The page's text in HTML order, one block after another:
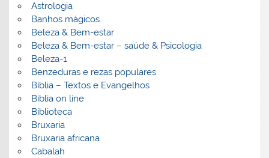
Astrologia
Banhos mágicos
Beleza & Bem-estar
Beleza & Bem-estar – saúde & Psicologia
Beleza-1
Benzeduras e rezas populares
Bíblia – Textos e Evangelhos
Biblia on line
Biblioteca
Bruxaria
Bruxaria africana
Cabalah